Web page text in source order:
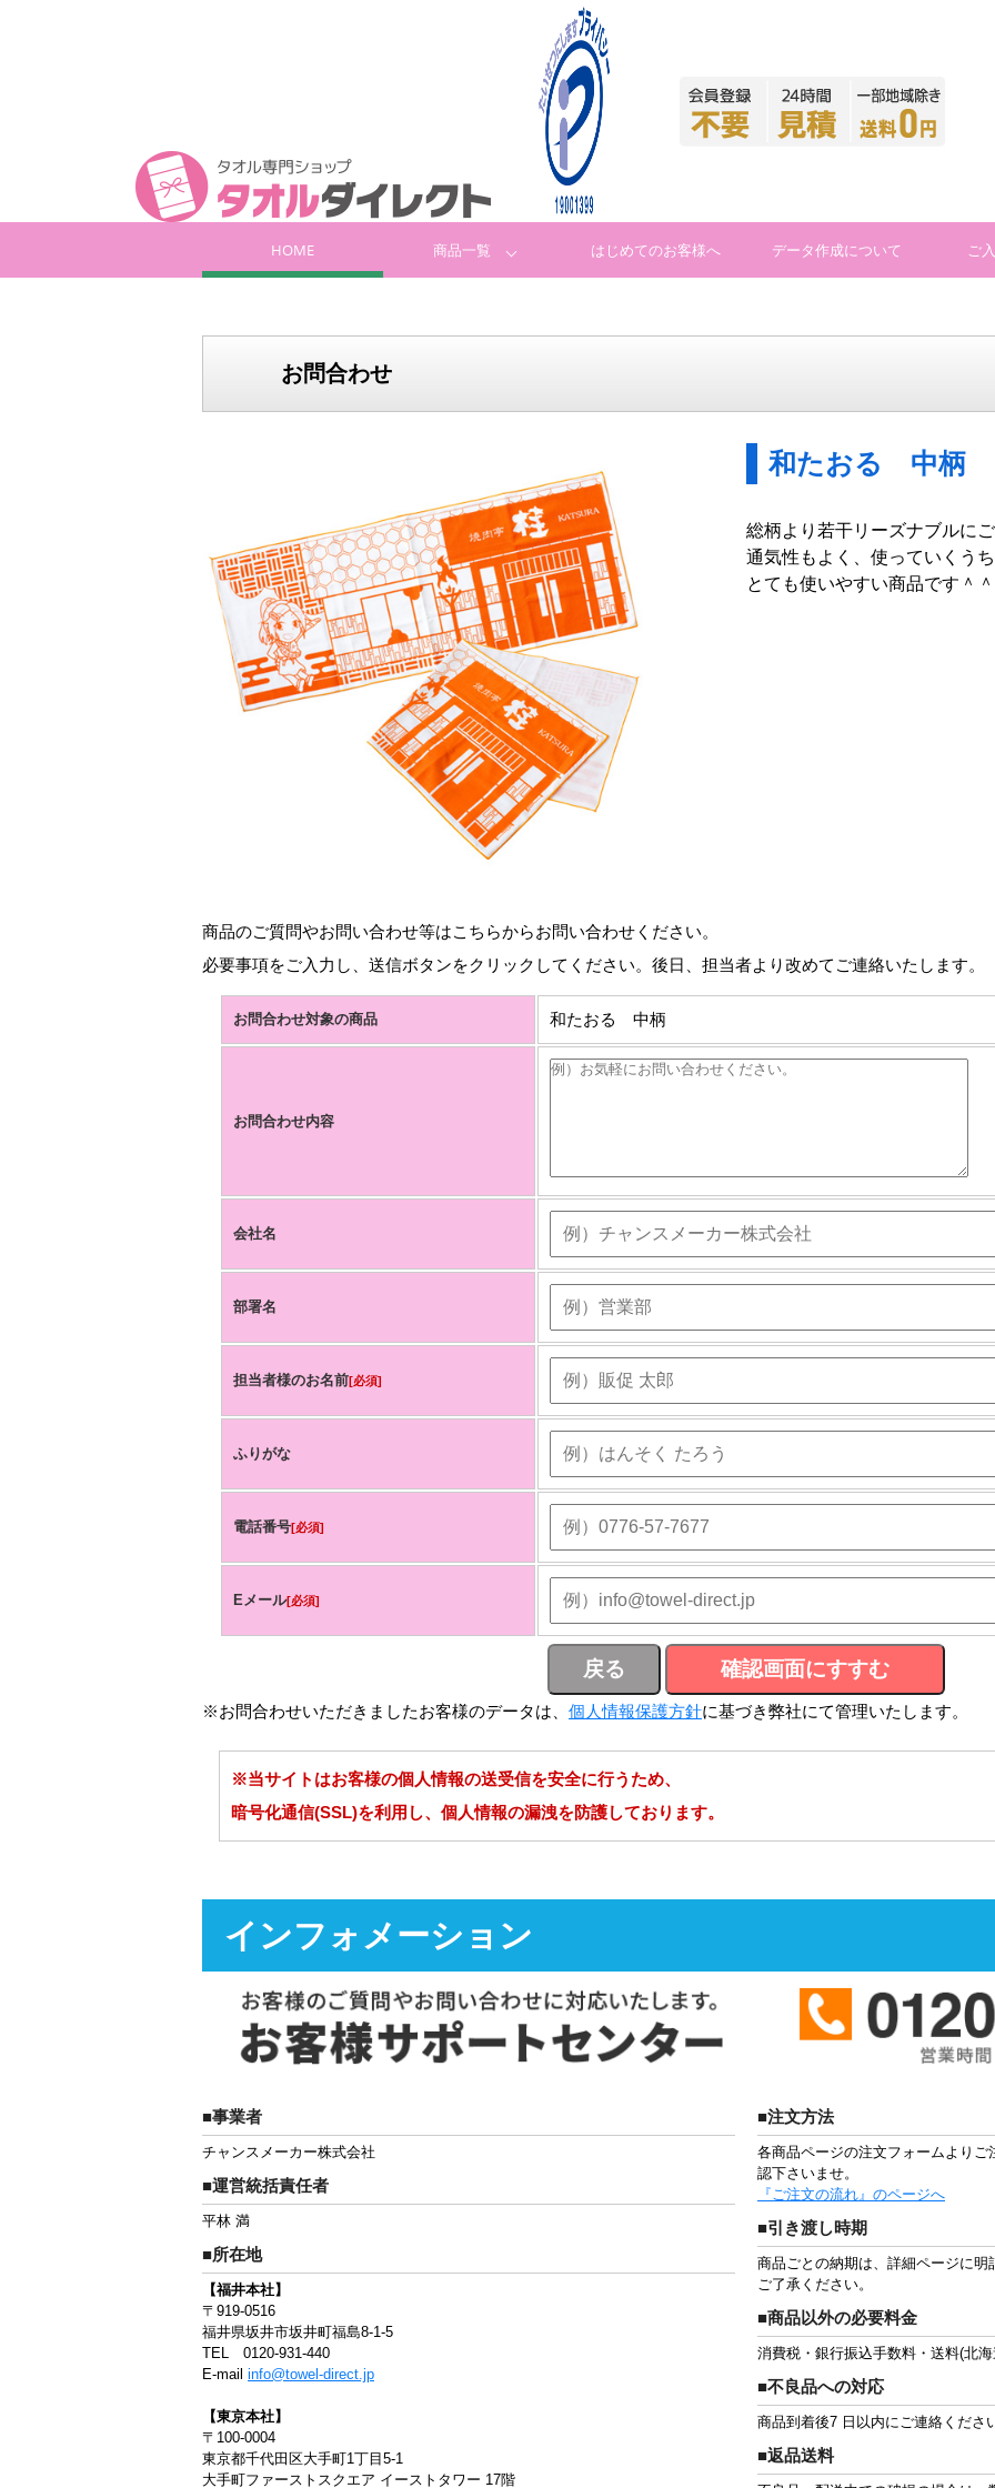
HOME 商品一覧 はじめてのお客様へ データ作成について ご
お問合わせ
和たおる 中柄
総柄より若干リーズナブルに
通気性もよく、使っていくう
とても使いやすい商品です＾＾
商品のご質問やお問い合わせ等はこちらからお問い合わせください。
必要事項をご入力し、送信ボタンをクリックしてください。後日、担当者より改めてご連絡いたします。
お問合わせ対象の商品 和たおる 中柄
お問合わせ内容
会社名
部署名
担当者様のお名前[必須]
ふりがな
電話番号[必須]
Eメール[必須]
※お問合わせいただきましたお客様のデータは、 個人情報保護方針に基づき弊社にて管理いたします。
※当サイトはお客様の個人情報の送受信を安全に行うため、
暗号化通信(SSL)を利用し、個人情報の漏洩を防護しております。
インフォメーション
■事業者
チャンスメーカー株式会社
■運営統括責任者
平林 満
■所在地
【福井本社】
〒919-0516
福井県坂井市坂井町福島8-1-5
TEL 0120-931-440
E-mail info@towel-direct.jp
【東京本社】
〒100-0004
東京都千代田区大手町1丁目5-1
大手町ファーストスクエア イーストタワー 17階
■注文方法
各商品ページの注文フォームより
認下さいませ。
『ご注文の流れ』のページへ
■引き渡し時期
商品ごとの納期は、詳細ページに
ご了承ください。
■商品以外の必要料金
消費税・銀行振込手数料・送料(北
■不良品への対応
商品到着後7 日以内にご連絡くださ
■返品送料